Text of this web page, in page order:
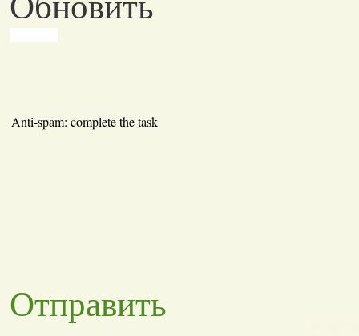
Anti-spam: complete the task
Отправить